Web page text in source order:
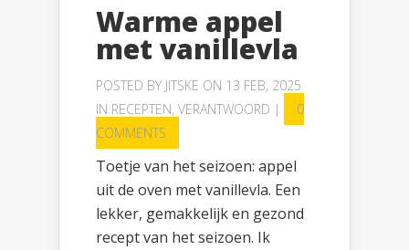
Warme appel
met vanillevla
POSTED BY JITSKE ON 13 FEB, 2025
IN RECEPTEN, VERANTWOORD |
0
COMMENTS
Toetje van het seizoen: appel
uit de oven met vanillevla. Een
lekker, gemakkelijk en gezond
recept van het seizoen. Ik